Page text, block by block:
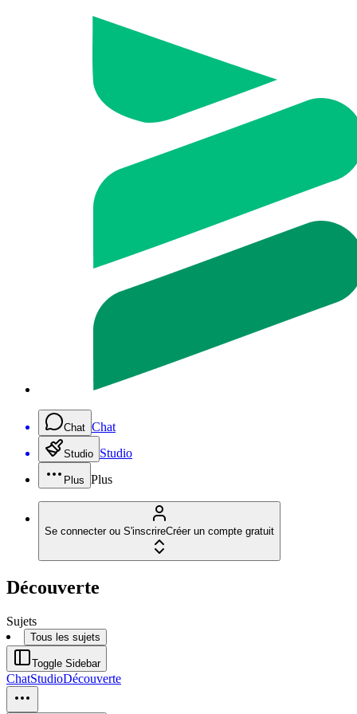
Chat Chat
Studio Studio
Plus Plus
Se connecter ou S'inscrireCréer un compte gratuit
Découverte
Sujets
Tous les sujets
Toggle Sidebar
ChatStudioDécouverte